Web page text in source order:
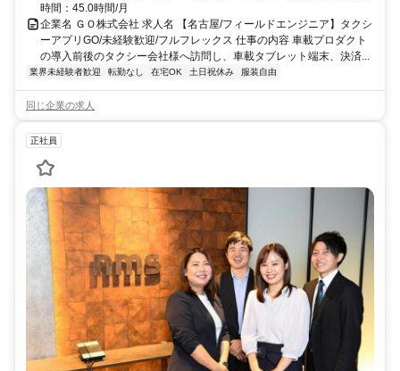
時間：45.0時間/月
企業名 ＧＯ株式会社 求人名 【名古屋/フィールドエンジニア】タクシ
ーアプリGO/未経験歓迎/フルフレックス 仕事の内容 車載プロダクト
の導入前後のタクシー会社様へ訪問し、車載タブレット端末、決済...
業界未経験者歓迎 転勤なし 在宅OK 土日祝休み 服装自由
同じ企業の求人
正社員